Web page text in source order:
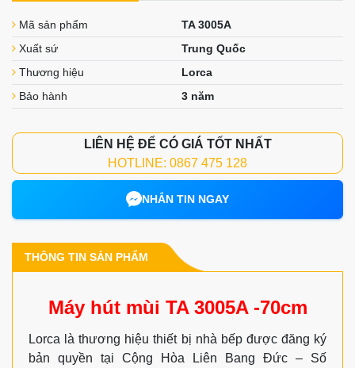
Mã sản phẩm
TA 3005A
Xuất sứ
Trung Quốc
Thương hiệu
Lorca
Bảo hành
3 năm
LIÊN HỆ ĐỂ CÓ GIÁ TỐT NHẤT
HOTLINE: 0867 475 128
NHẮN TIN NGAY
THÔNG TIN SẢN PHẨM
Máy hút mùi TA 3005A -70cm
Lorca là thương hiệu thiết bị nhà bếp được đăng ký
bản quyền tại Cộng Hòa Liên Bang Đức – Số